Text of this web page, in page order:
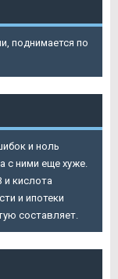
поднимается по
и ноль
с ними еще хуже.
и кислота
и ипотеки
составляет.